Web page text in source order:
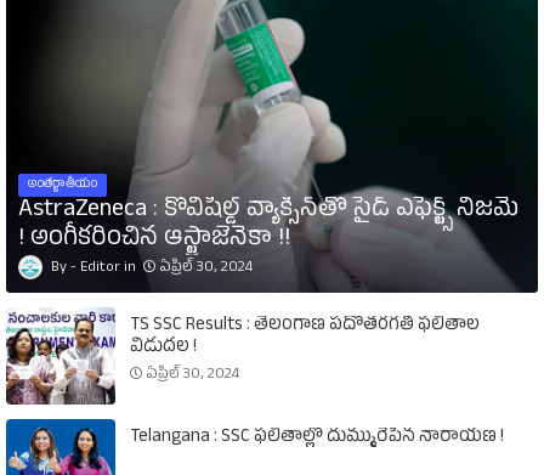
అంతర్జాతీయం
AstraZeneca : కోవిషీల్డ్‌ వ్యాక్సిన్‌తో సైడ్‌ ఎఫెక్ట్స్‌ నిజమే
! అంగీకరించిన ఆస్ట్రాజెనెకా !!
Editor ఏప్రిల్ 30, 2024
TS SSC Results : తెలంగాణ పదోతరగతి ఫలితాల
విడుదల !
ఏప్రిల్ 30, 2024
Telangana : SSC ఫలితాల్లో దుమ్మురేపిన నారాయణ !